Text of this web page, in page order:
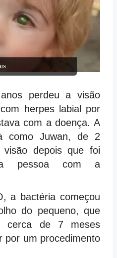
perdeu a visão
herpes labial por
com a doença. A
como Juwan, de 2
depois que foi
pessoa com a
a bactéria começou
do pequeno, que
cerca de 7 meses
por um procedimento